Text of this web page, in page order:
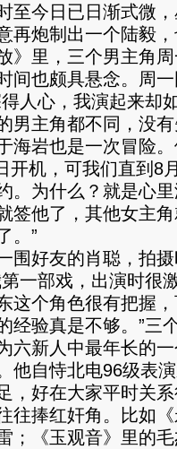
至今日已日渐式微
再炮制出一个陆毅
》里，三个男主角
间也颇具悬念。周
人心，我演起来却
男主角都不同，没
海岩也是一次冒险
开机，可我们直到8
。为什么？就是心
签他了，其他女主
。”
好友的肖聪，拍摄
一部戏，出演时很
这个角色很有把握
经验真是不够。”三
六新人中最年长的
他自恃北电96级表
，好在大家平时关
往捧红奸角。比如
；《玉观音》里的